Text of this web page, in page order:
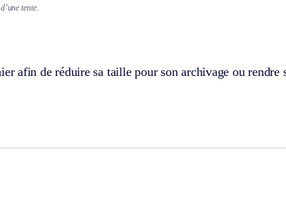
tente.
afin de réduire sa taille pour son archivage ou rendre